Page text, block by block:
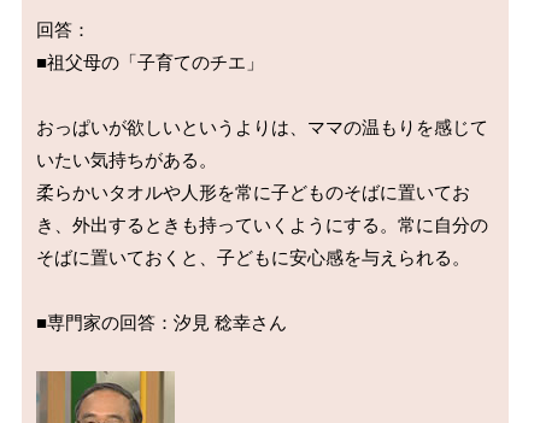
回答：
■祖父母の「子育てのチエ」
おっぱいが欲しいというよりは、ママの温もりを感じて
いたい気持ちがある。
柔らかいタオルや人形を常に子どものそばに置いてお
き、外出するときも持っていくようにする。常に自分の
そばに置いておくと、子どもに安心感を与えられる。
■専門家の回答：汐見 稔幸さん